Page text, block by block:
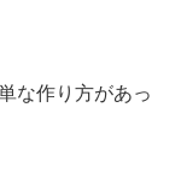
な作り方があっ